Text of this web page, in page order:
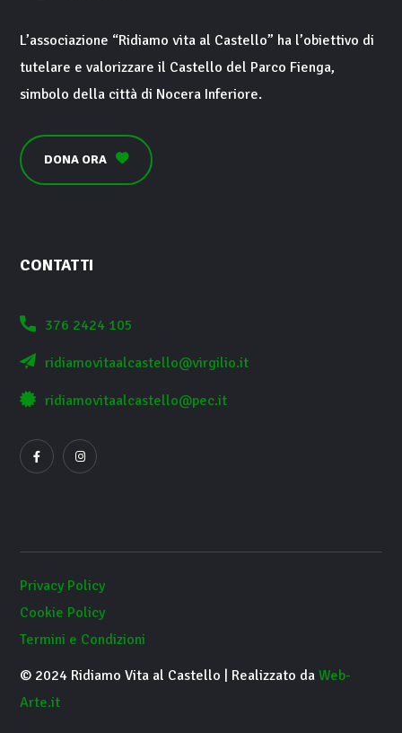
L’associazione “Ridiamo vita al Castello” ha l’obiettivo di
tutelare e valorizzare il Castello del Parco Fienga,
simbolo della città di Nocera Inferiore.
DONA ORA
CONTATTI
376 2424 105
ridiamovitaalcastello@virgilio.it
ridiamovitaalcastello@pec.it
Privacy Policy
Cookie Policy
Termini e Condizioni
© 2024 Ridiamo Vita al Castello | Realizzato daWeb-
Arte.it